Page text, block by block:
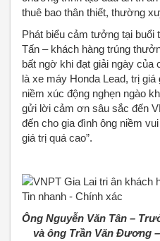
thuê bao thân thiết, thường
Phát biểu cảm tưởng tại buổi
Tấn – khách hàng trúng
bất ngờ khi đạt giải ngày
là xe máy Honda Lead, trị giá
niềm xúc động nghẹn ngào
gửi lời cảm ơn sâu sắc đến
đến cho gia đình ông niềm
giá trị quá cao”.
Ông Nguyễn Văn Tân –
và ông Trần Văn Đương